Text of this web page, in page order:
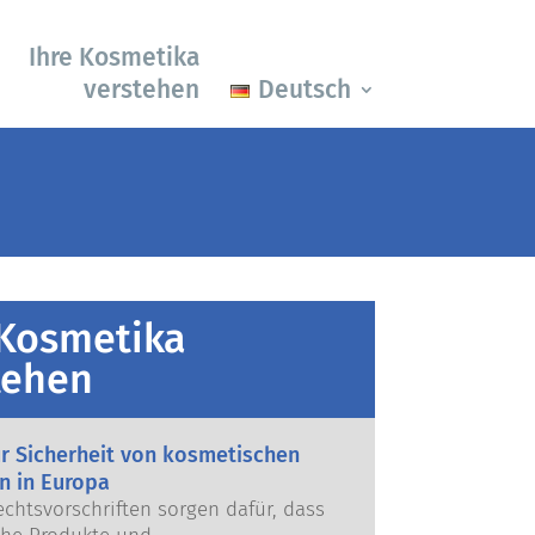
Ihre Kosmetika
verstehen
Deutsch
Sicherheit von kosmetischen
in Europa
sorgen dafür, dass